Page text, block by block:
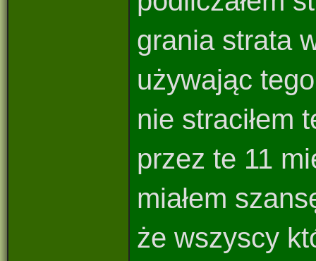
grania strata
używając
nie straciłem
przez te 11
miałem
że wszyscy